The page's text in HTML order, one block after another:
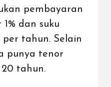
pembayaran
dan suku
per tahun. Selain
punya tenor
tahun.